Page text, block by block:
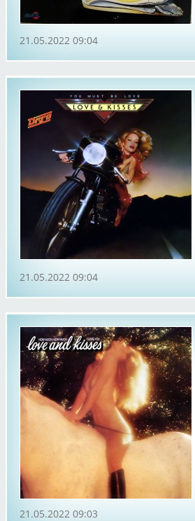
21.05.2022 09:04
21.05.2022 09:04
21.05.2022 09:03